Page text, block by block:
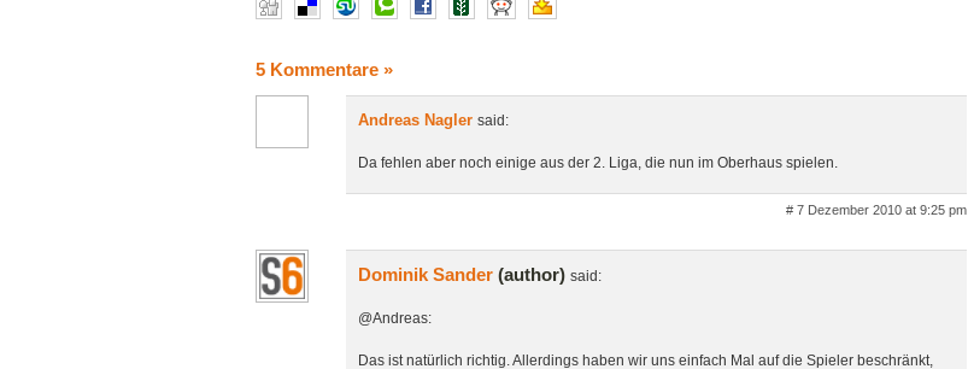
5 Kommentare »
Andreas Nagler said:
Da fehlen aber noch einige aus der 2. Liga, die nun im Oberhaus spielen.
# 7 Dezember 2010 at 9:25 pm
Dominik Sander (author) said:
@Andreas:
Das ist natürlich richtig. Allerdings haben wir uns einfach Mal auf die Spieler beschränkt,